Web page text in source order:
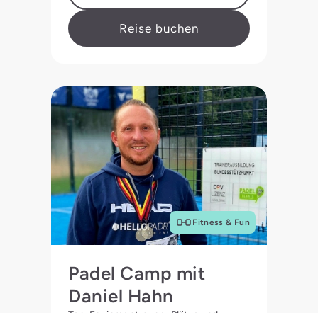
Reise buchen
Fitness & Fun
Padel Camp mit
Daniel Hahn